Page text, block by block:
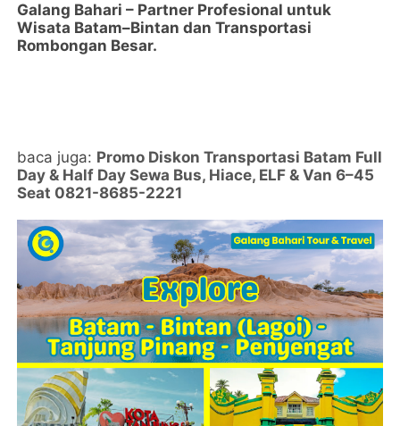
Galang Bahari – Partner Profesional untuk
Wisata Batam–Bintan dan Transportasi
Rombongan Besar.
baca juga: Promo Diskon Transportasi Batam Full
Day & Half Day Sewa Bus, Hiace, ELF & Van 6–45
Seat 0821-8685-2221